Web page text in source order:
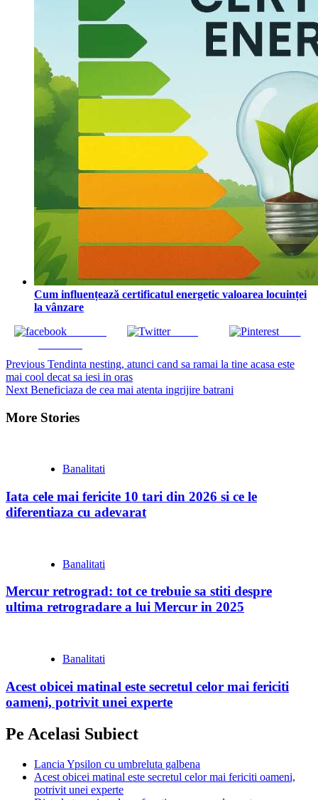
Cum influențează certificatul energetic valoarea locuinței
la vânzare
Tweet Save
Continue
Reading
Previous Tendinta nesting, atunci cand sa ramai la tine acasa este
mai cool decat sa iesi in oras
Next Beneficiaza de cea mai atenta ingrijire batrani
More Stories
Banalitati
Iata cele mai fericite 10 tari din 2026 si ce le
diferentiaza cu adevarat
Banalitati
Mercur retrograd: tot ce trebuie sa stiti despre
ultima retrogradare a lui Mercur in 2025
Banalitati
Acest obicei matinal este secretul celor mai fericiti
oameni, potrivit unei experte
Pe Acelasi Subiect
Lancia Ypsilon cu umbreluta galbena
Acest obicei matinal este secretul celor mai fericiti oameni,
potrivit unei experte